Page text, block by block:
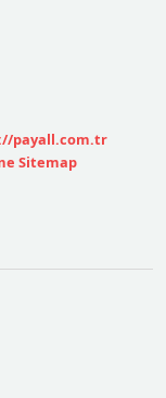
payall.com.tr
Sitemap